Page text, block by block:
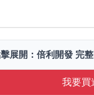
展開：倍利開發 完
我要買